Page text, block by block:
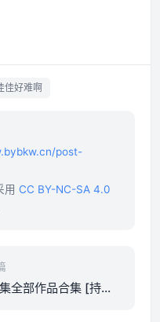
佳好难啊
post-
用 CC BY-NC-SA 4.0
全部作品合集 [持续